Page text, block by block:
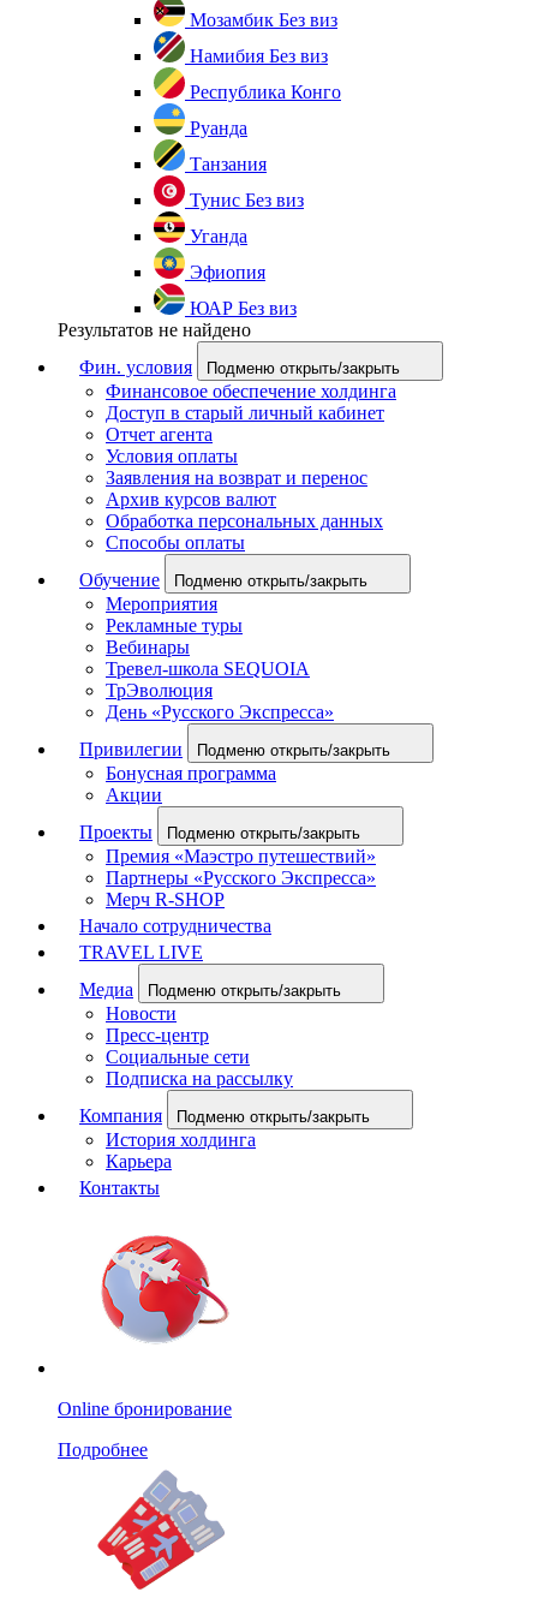
Мозамбик Без виз
Намибия Без виз
Республика Конго
Руанда
Танзания
Тунис Без виз
Уганда
Эфиопия
ЮАР Без виз
Результатов не найдено
Фин. условия
Подменю открыть/закрыть
Финансовое обеспечение холдинга
Доступ в старый личный кабинет
Отчет агента
Условия оплаты
Заявления на возврат и перенос
Архив курсов валют
Обработка персональных данных
Способы оплаты
Обучение
Подменю открыть/закрыть
Мероприятия
Рекламные туры
Вебинары
Тревел-школа SEQUOIA
ТрЭволюция
День «Русского Экспресса»
Привилегии
Подменю открыть/закрыть
Бонусная программа
Акции
Проекты
Подменю открыть/закрыть
Премия «Маэстро путешествий»
Партнеры «Русского Экспресса»
Мерч R-SHOP
Начало сотрудничества
TRAVEL LIVE
Медиа
Подменю открыть/закрыть
Новости
Пресс-центр
Социальные сети
Подписка на рассылку
Компания
Подменю открыть/закрыть
История холдинга
Карьера
Контакты
Online бронирование
Подробнее